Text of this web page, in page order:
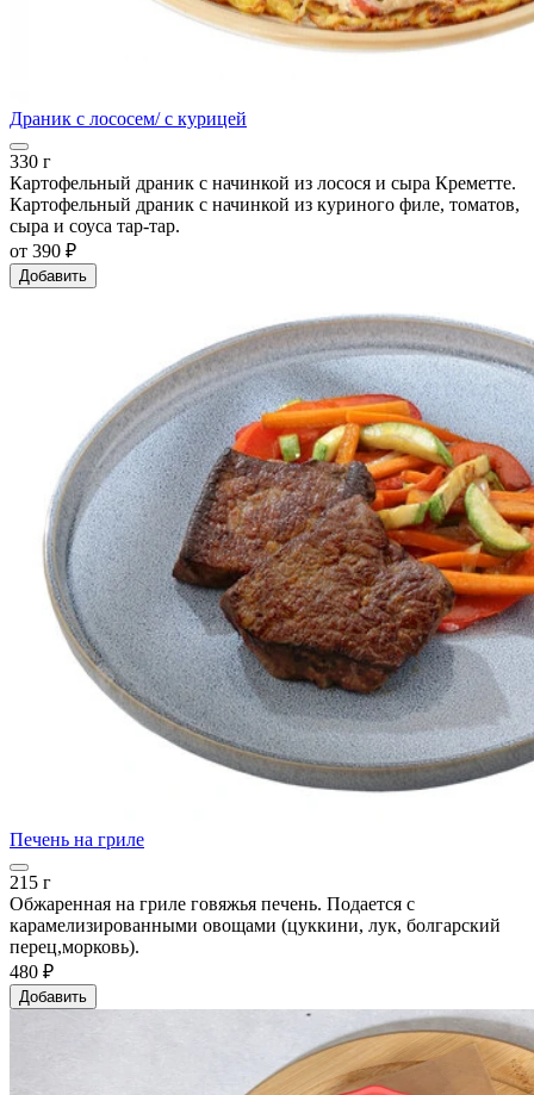
Драник с лососем/ с курицей
330 г
Картофельный драник с начинкой из лосося и сыра Креметте.
Картофельный драник с начинкой из куриного филе, томатов,
сыра и соуса тар-тар.
от 390 ₽
Добавить
Печень на гриле
215 г
Обжаренная на гриле говяжья печень. Подается с
карамелизированными овощами (цуккини, лук, болгарский
перец,морковь).
480 ₽
Добавить